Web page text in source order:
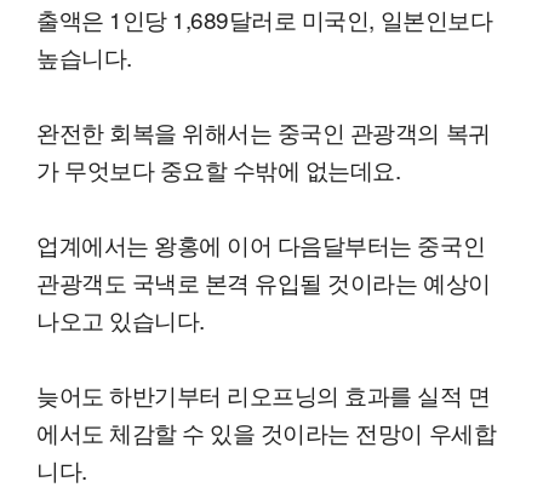
출액은 1인당 1,689달러로 미국인, 일본인보다
높습니다.
완전한 회복을 위해서는 중국인 관광객의 복귀
가 무엇보다 중요할 수밖에 없는데요.
업계에서는 왕홍에 이어 다음달부터는 중국인
관광객도 국낵로 본격 유입될 것이라는 예상이
나오고 있습니다.
늦어도 하반기부터 리오프닝의 효과를 실적 면
에서도 체감할 수 있을 것이라는 전망이 우세합
니다.